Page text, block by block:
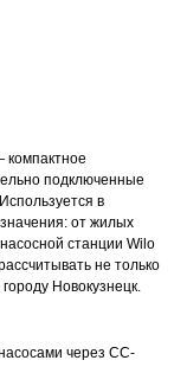
подключенные
в
от жилых
станции Wilo
не только
Новокузнецк.
через СС-